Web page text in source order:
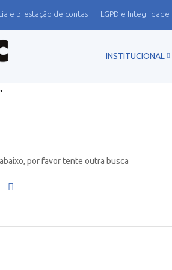
e prestação de contas LGPD e Integridade
INSTITUCIONAL
por favor tente outra busca